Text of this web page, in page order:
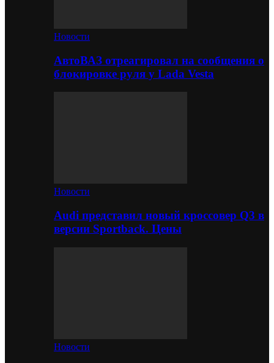
Новости
АвтоВАЗ отреагировал на сообщения о
блокировке руля у Lada Vesta
Новости
Audi представил новый кроссовер Q3 в
версии Sportback. Цены
Новости